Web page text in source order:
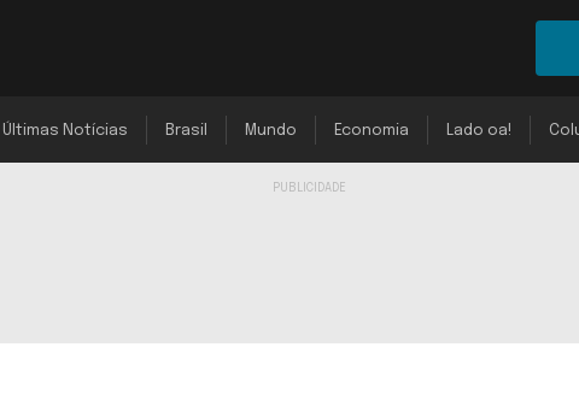
Últimas Notícias Brasil Mundo Economia Lado oa!